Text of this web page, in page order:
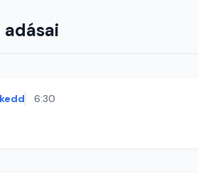
kedd 6:30